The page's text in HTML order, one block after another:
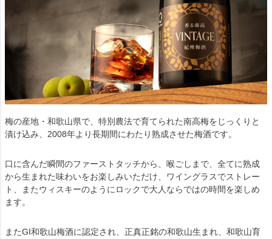
梅の産地・和歌山県で、特別農法で育てられた南高梅をじっくりと
漬け込み、2008年より長期間にわたり熟成させた梅酒です。
口に含んだ瞬間のファーストタッチから、喉ごしまで、全てに熟成
から生まれた味わいをお楽しみいただけ、ワイングラスでストレー
ト、またウィスキーのようにロックで大人ならではの時間を楽しめ
ます。
またGI和歌山梅酒に認定され、正真正銘の和歌山生まれ、和歌山育